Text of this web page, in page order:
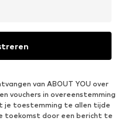
van ABOUT YOU over
vouchers in overeenstemming
je toestemming te allen tijde
toekomst door een bericht te